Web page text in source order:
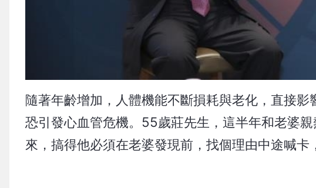
隨著年齡增加，人體機能不斷損耗與老化，直接
恐引發心血管危機。55歲莊先生，這半年和老婆
來，搞得他必須在老婆發現前，找個理由中途喊卡